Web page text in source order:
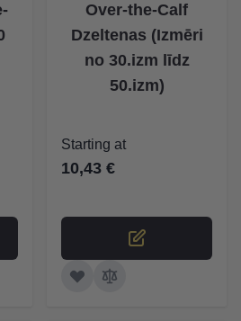
Over-the-Calf
Dzeltenas (Izmēri
no 30.izm līdz
50.izm)
Starting at
10,43 €